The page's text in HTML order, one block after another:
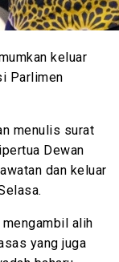
keluar
Parlimen
menulis surat
Dewan
dan keluar
alih
yang juga